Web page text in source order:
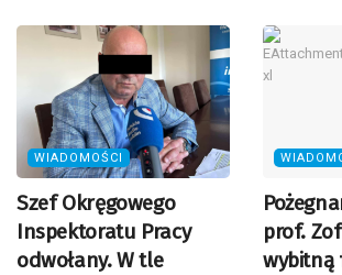
WIADOMOŚCI
Szef Okręgowego
Inspektoratu Pracy
odwołany. W tle
prof.
wybitną